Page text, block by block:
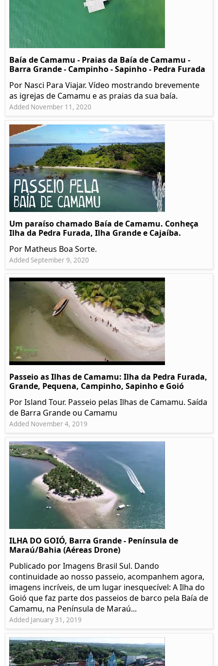
Baía de Camamu - Praias da Baía de Camamu -
Barra Grande - Campinho - Sapinho - Pedra Furada
Por Nasci Para Viajar. Vídeo mostrando brevemente
as igrejas de Camamu e as praias da sua baía.
Added November 11, 2020
Um paraíso chamado Baía de Camamu. Conheça
Ilha da Pedra Furada, Ilha Grande e Cajaíba.
Por Matheus Boa Sorte.
Added September 9, 2020
Passeio as Ilhas de Camamu: Ilha da Pedra Furada,
Grande, Pequena, Campinho, Sapinho e Goió
Por Island Tour. Passeio pelas Ilhas de Camamu. Saída
de Barra Grande ou Camamu
Added November 4, 2019
ILHA DO GOIÓ, Barra Grande - Península de
Maraú/Bahia (Aéreas Drone)
Publicado por Imagens Brasil Sul. Dando
continuidade ao nosso passeio, acompanhem agora,
imagens incríveis, de um lugar inesquecível: A Ilha do
Goió que faz parte dos passeios de barco pela Baía de
Camamu, na Península de Maraú...
Added January 31, 2019